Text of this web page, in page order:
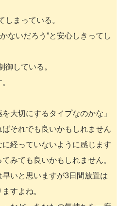
しまっている。
ないだろう”と安心しきってし
御している。
大切にするタイプなのかな」
それでも良いかもしれません
経っていないように感じます
みても良いかもしれません。
いと思いますが3日間放置は
すよね。